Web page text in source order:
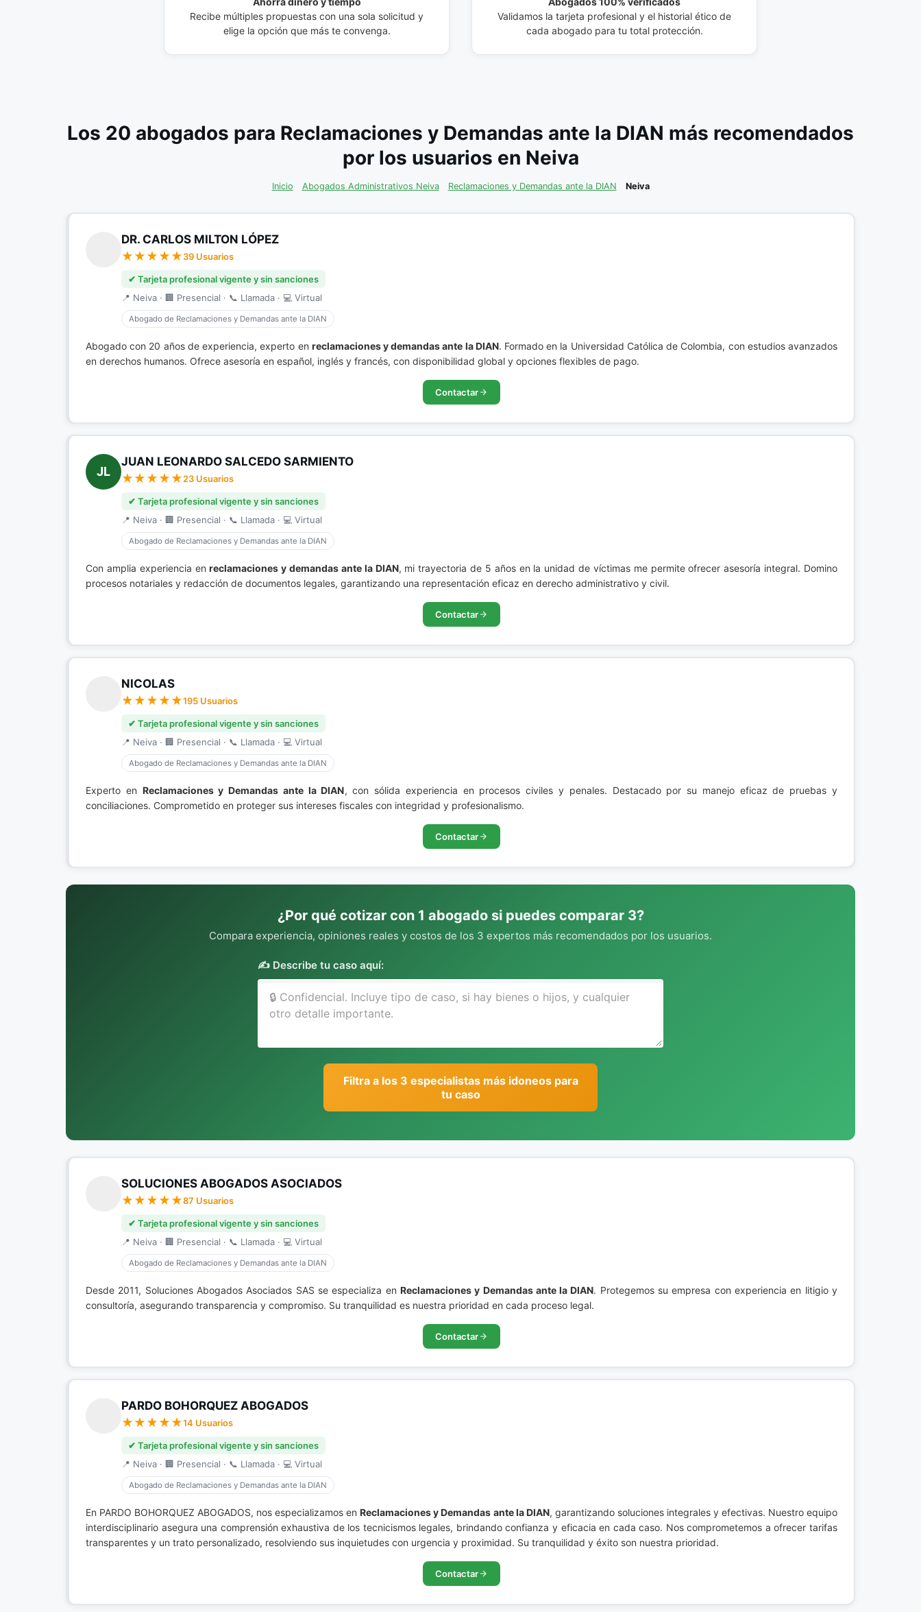
Recibe múltiples propuestas con una sola solicitud y
elige la opción que más te convenga.
Validamos la tarjeta profesional y el historial ético de
cada abogado para tu total protección.
Los 20 abogados para Reclamaciones y Demandas ante la DIAN más recomendados
por los usuarios en Neiva
Inicio Abogados Administrativos Neiva Reclamaciones y Demandas ante la DIAN Neiva
DR. CARLOS MILTON LÓPEZ
39 Usuarios
✔ Tarjeta profesional vigente y sin sanciones
📍 Neiva · 🏢 Presencial · 📞 Llamada · 💻 Virtual
Abogado de Reclamaciones y Demandas ante la DIAN
Abogado con 20 años de experiencia, experto en reclamaciones y demandas ante la DIAN. Formado en la Universidad Católica de Colombia, con estudios avanzados
en derechos humanos. Ofrece asesoría en español, inglés y francés, con disponibilidad global y opciones flexibles de pago.
Contactar
JL
JUAN LEONARDO SALCEDO SARMIENTO
23 Usuarios
✔ Tarjeta profesional vigente y sin sanciones
📍 Neiva · 🏢 Presencial · 📞 Llamada · 💻 Virtual
Abogado de Reclamaciones y Demandas ante la DIAN
Con amplia experiencia enreclamaciones y demandas ante la DIAN, mi trayectoria de 5 años en la unidad de víctimas me permite ofrecer asesoría integral. Domino
procesos notariales y redacción de documentos legales, garantizando una representación eficaz en derecho administrativo y civil.
Contactar
NICOLAS
195 Usuarios
✔ Tarjeta profesional vigente y sin sanciones
📍 Neiva · 🏢 Presencial · 📞 Llamada · 💻 Virtual
Abogado de Reclamaciones y Demandas ante la DIAN
Experto en Reclamaciones y Demandas ante la DIAN, con sólida experiencia en procesos civiles y penales. Destacado por su manejo eficaz de pruebas y
conciliaciones. Comprometido en proteger sus intereses fiscales con integridad y profesionalismo.
Contactar
¿Por qué cotizar con 1 abogado si puedes comparar 3?
Compara experiencia, opiniones reales y costos de los 3 expertos más recomendados por los usuarios.
✍️ Describe tu caso aquí:
Filtra a los 3 especialistas más idoneos para
tu caso
SOLUCIONES ABOGADOS ASOCIADOS
87 Usuarios
✔ Tarjeta profesional vigente y sin sanciones
📍 Neiva · 🏢 Presencial · 📞 Llamada · 💻 Virtual
Abogado de Reclamaciones y Demandas ante la DIAN
Desde 2011, Soluciones Abogados Asociados SAS se especializa en Reclamaciones y Demandas ante la DIAN. Protegemos su empresa con experiencia en litigio y
consultoría, asegurando transparencia y compromiso. Su tranquilidad es nuestra prioridad en cada proceso legal.
Contactar
PARDO BOHORQUEZ ABOGADOS
14 Usuarios
✔ Tarjeta profesional vigente y sin sanciones
📍 Neiva · 🏢 Presencial · 📞 Llamada · 💻 Virtual
Abogado de Reclamaciones y Demandas ante la DIAN
En PARDO BOHORQUEZ ABOGADOS, nos especializamos enReclamaciones y Demandas ante la DIAN, garantizando soluciones integrales y efectivas. Nuestro equipo
interdisciplinario asegura una comprensión exhaustiva de los tecnicismos legales, brindando confianza y eficacia en cada caso. Nos comprometemos a ofrecer tarifas
transparentes y un trato personalizado, resolviendo sus inquietudes con urgencia y proximidad. Su tranquilidad y éxito son nuestra prioridad.
Contactar